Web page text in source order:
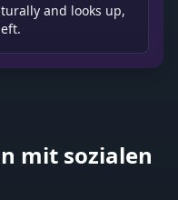
and looks up,
mit sozialen